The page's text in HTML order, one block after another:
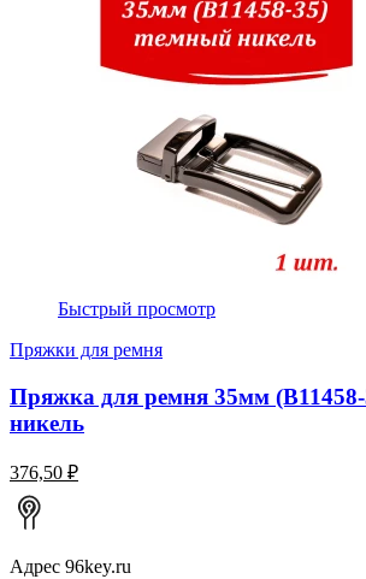
Быстрый просмотр
Пряжки для ремня
Пряжка для ремня 35мм
никель
376,50 ₽
Адрес 96key.ru